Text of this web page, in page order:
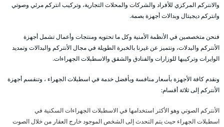
والانتركم المركزي للأفراد والشركات والمحلات التجارية، وتركيب انتركم مرئي وصوتي
وانتركم ديجيتال وبدالات أجهزة بصمة.
فنحن متخصصين في الأنظمة الأمنية وكل ما تحتويه ومنتجات وأعمال تشمل أجهزة
الأنتركم والبدلات، ونتميز عن غيرنا بالخبرة الطويلة في مجال الأنتركم والبدالات وتمديد
الوايرات وتركيبها للوزارات والفنادق والشقق والاسطبلات الجهراءات.
ونقدم كافة الأجهزة بأسعار منافسة وبأفضل خدمة في اسطبلات الجهراء ، وتنقسم أجهزة
الأنتركم إلى ثلاثة أقسام:
الأنتركم الصوتي وهو الأكثر استخدامها في الاسطبلات الجهراءات السكنية في
اسطبلات الجهراء حيث يتم التحدث إلى الشخص الموجود خارج العقار من خلال الصوت